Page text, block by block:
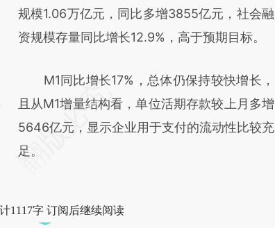
规模1.06万亿元，同比多增3855亿元，社会融
资规模存量同比增长12.9%，高于预期目标。
M1同比增长17%，总体仍保持较快增长，
且从M1增量结构看，单位活期存款较上月多增
5646亿元，显示企业用于支付的流动性比较充
足。
1117字 订阅后继续阅读